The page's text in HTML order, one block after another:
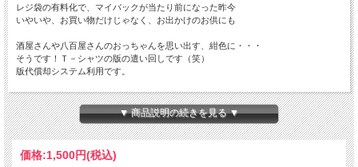
レジ袋の有料化で、マイバックが当たり前になった昨今
いやいや、お買い物だけじゃなく、お出かけのお供にも
酒屋さんや八百屋さんのおっちゃんを思い出す、紺色に・・・
そうです！Ｔ－シャツの版の遣い回しです（笑）
版代償却システム利用です。
サイズ：横４６cm 深さ３４cm マチ １４cm
材質：キャンバスコットン 100％ 8.3ｏｚ
▼ 商品説明の続きを見る ▼
価格:1,500円(税込)